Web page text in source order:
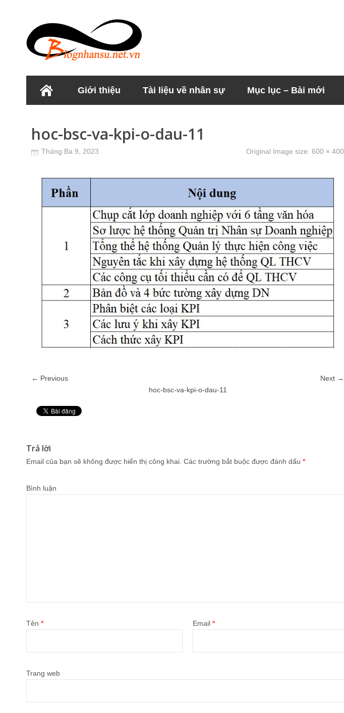
Giới thiệu Tài liệu về nhân sự Mục lục – Bài mới
hoc-bsc-va-kpi-o-dau-11
Tháng Ba 9, 2023 Original Image size: 600 × 400
← Previous
Next →
hoc-bsc-va-kpi-o-dau-11
Trả lời
Email của bạn sẽ không được hiển thị công khai. Các trường bắt buộc được đánh dấu *
Bình luận
Tên * Email *
Trang web